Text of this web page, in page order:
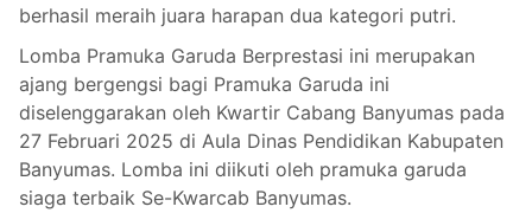
berhasil meraih juara harapan dua kategori putri.
Lomba Pramuka Garuda Berprestasi ini merupakan
ajang bergengsi bagi Pramuka Garuda ini
diselenggarakan oleh Kwartir Cabang Banyumas pada
27 Februari 2025 di Aula Dinas Pendidikan Kabupaten
Banyumas. Lomba ini diikuti oleh pramuka garuda
siaga terbaik Se-Kwarcab Banyumas.